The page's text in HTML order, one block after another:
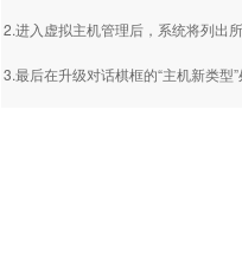
2.进入虚拟主机管理后，系统将列出
3.最后在升级对话棋框的“主机新类型